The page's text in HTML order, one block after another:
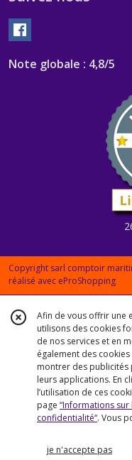
Note globale : 4,8/5
Copyright sarl comptoir
réalisé avec eProShopping
Afin de vous offrir une
utilisons des cookies
de nos services et en
également des
montrer des publicités
leurs applications. En
l’utilisation de ces
page “Informations sur
confidentialité“. Vous
je n'accepte pas